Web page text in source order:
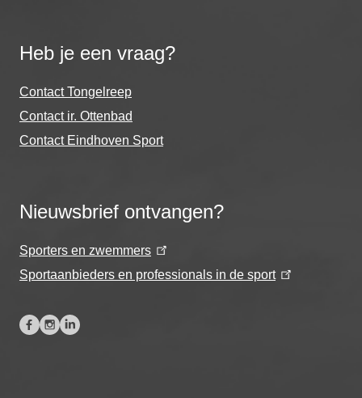
Heb je een vraag?
Contact Tongelreep
Contact ir. Ottenbad
Contact Eindhoven Sport
Nieuwsbrief ontvangen?
Sporters en zwemmers
Sportaanbieders en professionals in de sport